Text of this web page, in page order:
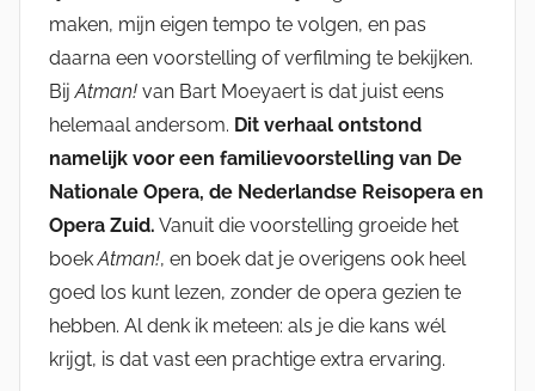
maken, mijn eigen tempo te volgen, en pas
daarna een voorstelling of verfilming te bekijken.
BijAtman! van Bart Moeyaert is dat juist eens
helemaal andersom. Dit verhaal ontstond
namelijk voor een familievoorstelling van De
Nationale Opera, de Nederlandse Reisopera en
Opera Zuid. Vanuit die voorstelling groeide het
boekAtman!, en boek dat je overigens ook heel
goed los kunt lezen, zonder de opera gezien te
hebben. Al denk ik meteen: als je die kans wél
krijgt, is dat vast een prachtige extra ervaring.